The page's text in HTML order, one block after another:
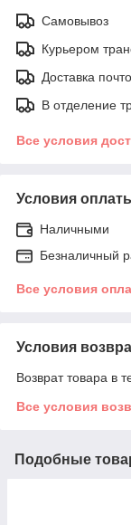
Самовывоз
Курьером
Доставка
В отделение
Все условия
Условия
Наличными
Безналичный
Все условия
Условия
Возврат товара в
Все условия
Подобные